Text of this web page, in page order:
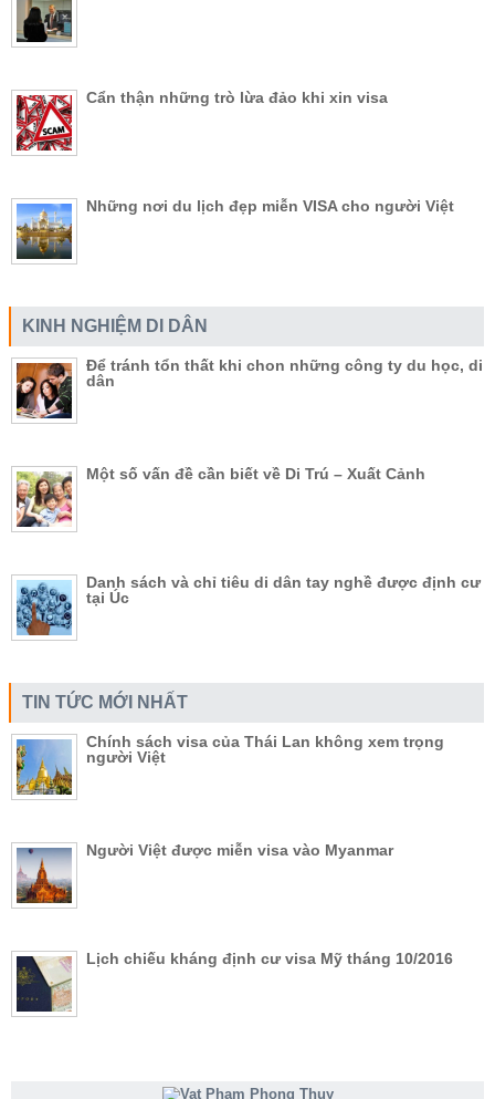
Cẩn thận những trò lừa đảo khi xin visa
Những nơi du lịch đẹp miễn VISA cho người Việt
KINH NGHIỆM DI DÂN
Để tránh tổn thất khi chon những công ty du học, di
dân
Một số vấn đề cần biết về Di Trú – Xuất Cảnh
Danh sách và chỉ tiêu di dân tay nghề được định cư
tại Úc
TIN TỨC MỚI NHẤT
Chính sách visa của Thái Lan không xem trọng
người Việt
Người Việt được miễn visa vào Myanmar
Lịch chiếu kháng định cư visa Mỹ tháng 10/2016